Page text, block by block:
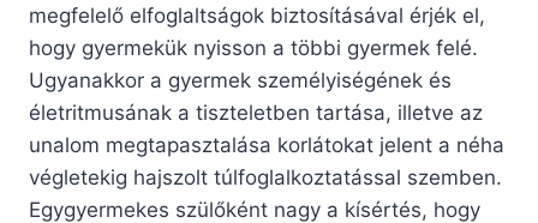
megfelelő elfoglaltságok biztosításával érjék el,
hogy gyermekük nyisson a többi gyermek felé.
Ugyanakkor a gyermek személyiségének és
életritmusának a tiszteletben tartása, illetve az
unalom megtapasztalása korlátokat jelent a néha
végletekig hajszolt túlfoglalkoztatással szemben.
Egygyermekes szülőként nagy a kísértés, hogy